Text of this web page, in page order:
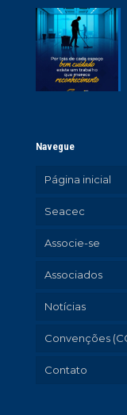
Navegue
Página inicial
Seacec
Associe-se
Associados
Notícias
Convenções
Contato